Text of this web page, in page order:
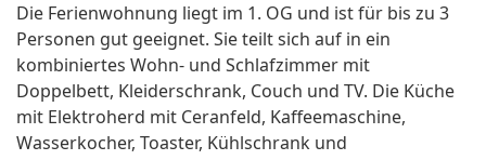
Die Ferienwohnung liegt im 1. OG und ist für bis zu 3
Personen gut geeignet. Sie teilt sich auf in ein
kombiniertes Wohn- und Schlafzimmer mit
Doppelbett, Kleiderschrank, Couch und TV. Die Küche
mit Elektroherd mit Ceranfeld, Kaffeemaschine,
Wasserkocher, Toaster, Kühlschrank und